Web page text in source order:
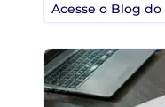
Acesse o Blog